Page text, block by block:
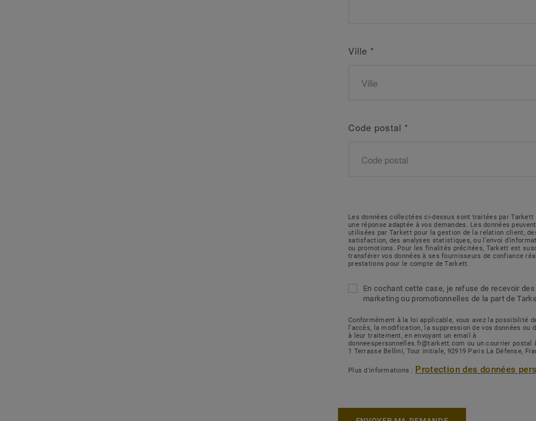
Ville *
Code postal *
Les données collectées ci-dessus sont traitées par
une réponse adaptée à vos demandes. Les données
utilisées par Tarkett pour la gestion de la relation client,
satisfaction, des analyses statistiques, ou l’envoi
ou promotions. Pour les finalités précitées, Tarkett est
transférer vos données à ses fournisseurs de confiance
prestations pour le compte de Tarkett.
En cochant cette case, je refuse de recevoir
marketing ou promotionnelles de la part de
Conformément à la loi applicable, vous avez la possibilité
l’accès, la modification, la suppression de vos données ou
à leur traitement, en envoyant un email à
donneespersonnelles.fr@tarkett.com ou un courrier postal
1 Terrasse Bellini, Tour initiale, 92919 Paris La Défense,
Plus d'informations : Protection des données